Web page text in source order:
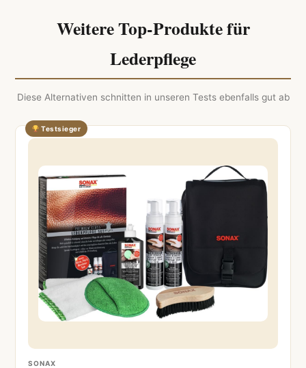
Weitere Top-Produkte für
Lederpflege
Diese Alternativen schnitten in unseren Tests ebenfalls gut ab
Testsieger
SONAX